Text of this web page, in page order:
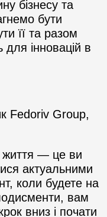
бізнесу та
бути
її та разом
інновацій в
Fedoriv Group,
життя — це ви
актуальними
коли будете на
вам
вниз і почати